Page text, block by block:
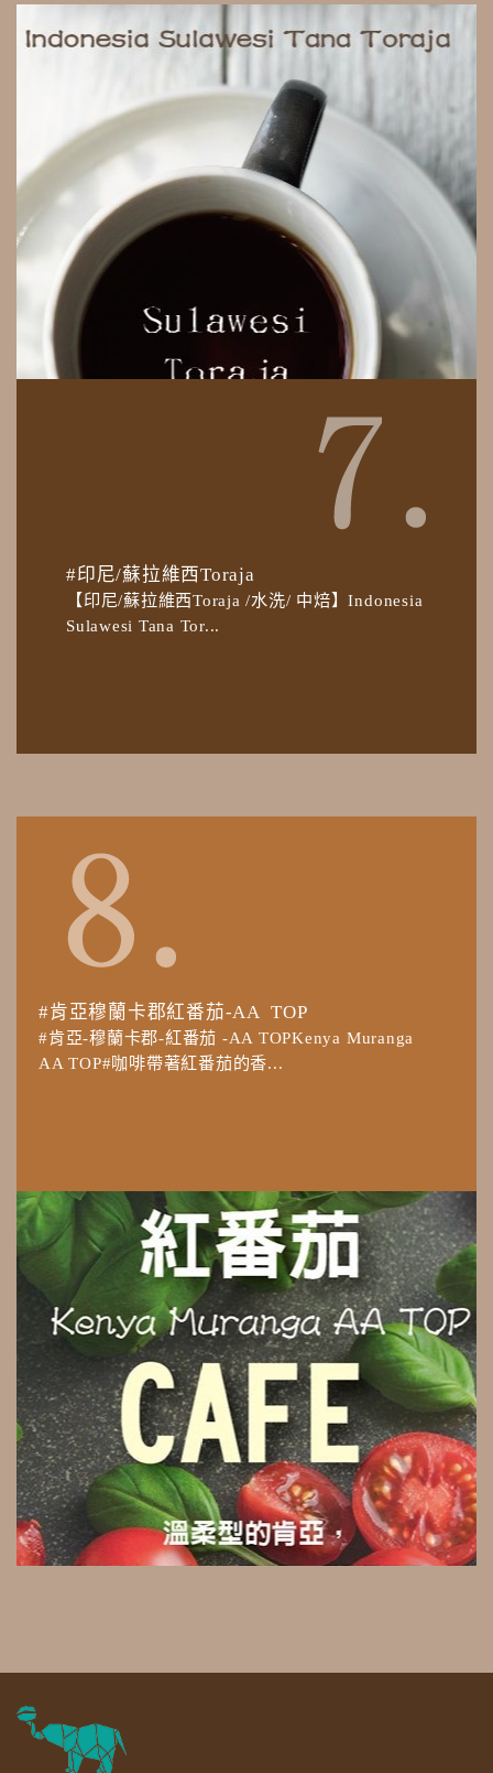
#印尼/蘇拉維西Toraja
【印尼/蘇拉維西Toraja /水洗/ 中焙】Indonesia
Sulawesi Tana Tor...
#肯亞穆蘭卡郡紅番茄-AA TOP
#肯亞-穆蘭卡郡-紅番茄 -AA TOPKenya Muranga
AA TOP#咖啡帶著紅番茄的香...